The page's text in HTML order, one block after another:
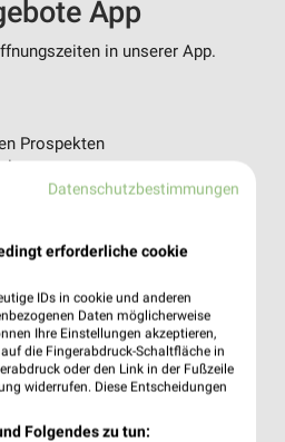
App
in unserer App.
Prospekten
Datenschutzbestimmungen
erforderliche cookie
IDs in cookie und anderen
Daten möglicherweise
Ihre Einstellungen akzeptieren,
die Fingerabdruck-Schaltfläche in
oder den Link in der Fußzeile
widerrufen. Diese Entscheidungen
Folgendes zu tun: